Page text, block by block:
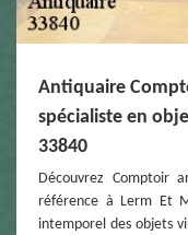
Antiquaire
spécialiste en
33840
Découvrez Comptoir
référence à Lerm Et
intemporel des objets